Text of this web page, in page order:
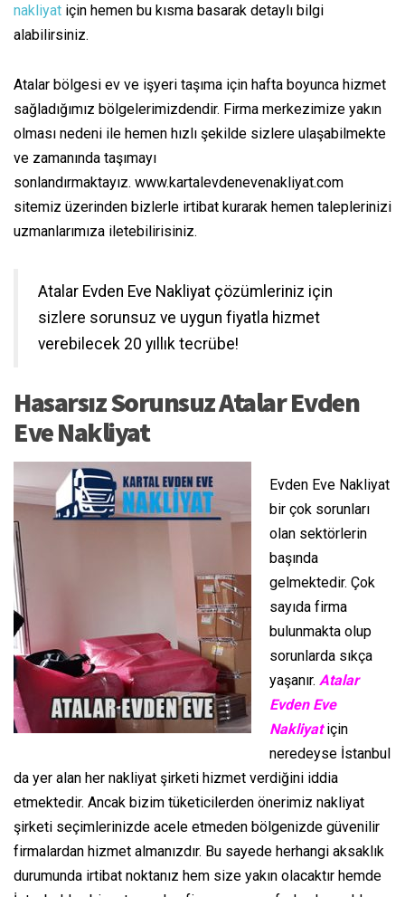
nakliyat için hemen bu kısma basarak detaylı bilgi
alabilirsiniz.
Atalar bölgesi ev ve işyeri taşıma için hafta boyunca hizmet
sağladığımız bölgelerimizdendir. Firma merkezimize yakın
olması nedeni ile hemen hızlı şekilde sizlere ulaşabilmekte
ve zamanında taşımayı
sonlandırmaktayız. www.kartalevdenevenakliyat.com
sitemiz üzerinden bizlerle irtibat kurarak hemen taleplerinizi
uzmanlarımıza iletebilirisiniz.
Atalar Evden Eve Nakliyat çözümleriniz için
sizlere sorunsuz ve uygun fiyatla hizmet
verebilecek 20 yıllık tecrübe!
Hasarsız Sorunsuz Atalar Evden
Eve Nakliyat
Evden Eve Nakliyat
bir çok sorunları
olan sektörlerin
başında
gelmektedir. Çok
sayıda firma
bulunmakta olup
sorunlarda sıkça
yaşanır. Atalar
Evden Eve
Nakliyatiçin
neredeyse İstanbul
da yer alan her nakliyat şirketi hizmet verdiğini iddia
etmektedir. Ancak bizim tüketicilerden önerimiz nakliyat
şirketi seçimlerinizde acele etmeden bölgenizde güvenilir
firmalardan hizmet almanızdır. Bu sayede herhangi aksaklık
durumunda irtibat noktanız hem size yakın olacaktır hemde